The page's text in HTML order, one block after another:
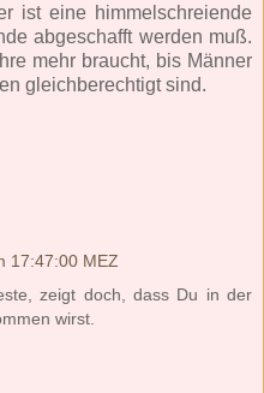
ist eine himmelschreiende
abgeschafft werden muß.
mehr braucht, bis Männer
gleichberechtigt sind.
17:47:00 MEZ
zeigt doch, dass Du in der
wirst.